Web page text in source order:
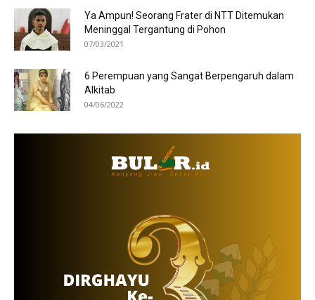
Ya Ampun! Seorang Frater di NTT Ditemukan
Meninggal Tergantung di Pohon
07/03/2021
6 Perempuan yang Sangat Berpengaruh dalam
Alkitab
04/06/2022